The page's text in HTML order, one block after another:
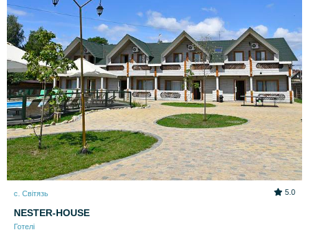
с. Світязь 5.0
NESTER-HOUSE
Готелі